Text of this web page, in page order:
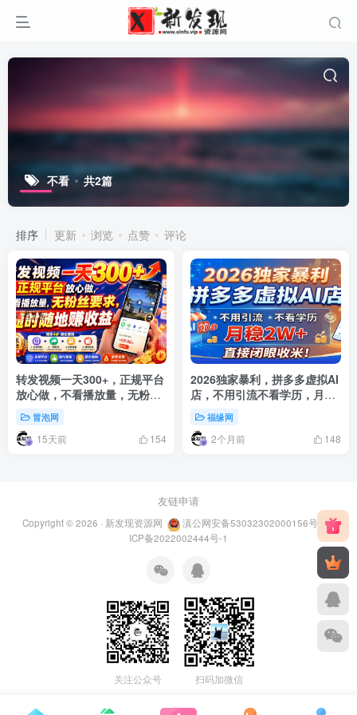
不看 共2篇
排序 更新 浏览 点赞 评论
转发视频一天300+，正规平台
放心做，不看播放量，无粉丝
要求，随时随地賺收益
冒泡网
15天前 154
2026独家暴利，拼多多虚拟AI
店，不用引流不看学历，月稳
2W+，直接闭眼收米
福缘网
2个月前 148
友链申请
Copyright © 2026 · 新发现资源网 滇公网安备53032302000156号
滇
ICP备2022002444号-1
关注公众号 扫码加微信